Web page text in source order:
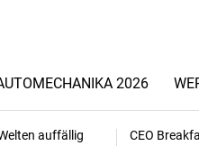
2026
auffällig
CEO